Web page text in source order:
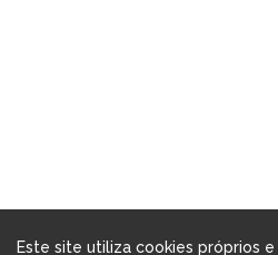
Este site utiliza cookies próprios